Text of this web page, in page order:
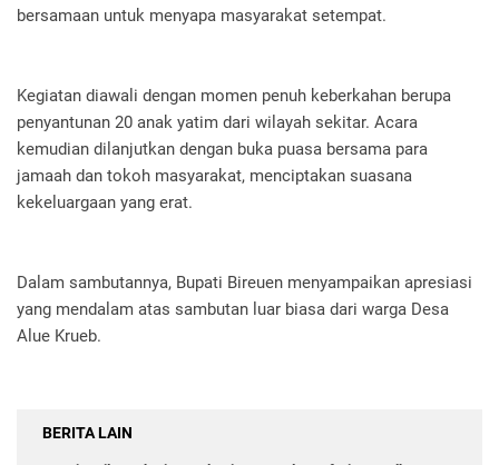
bersamaan untuk menyapa masyarakat setempat.
Kegiatan diawali dengan momen penuh keberkahan berupa
penyantunan 20 anak yatim dari wilayah sekitar. Acara
kemudian dilanjutkan dengan buka puasa bersama para
jamaah dan tokoh masyarakat, menciptakan suasana
kekeluargaan yang erat.
​Dalam sambutannya, Bupati Bireuen menyampaikan apresiasi
yang mendalam atas sambutan luar biasa dari warga Desa
Alue Krueb.
BERITA LAIN